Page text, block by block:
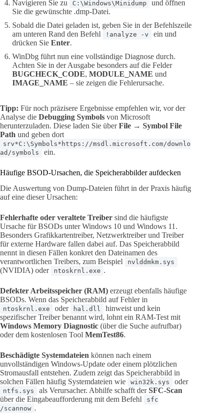
Navigieren Sie zu C:\Windows\Minidump
und öffnen
Sie die gewünschte .dmp-Datei.
Sobald die Datei geladen ist, geben Sie in der Befehlszeile
am unteren Rand den Befehl
!analyze -v
ein und
drücken Sie Enter.
WinDbg führt nun eine vollständige Diagnose durch.
Achten Sie in der Ausgabe besonders auf die Felder
BUGCHECK_CODE, MODULE_NAME und
IMAGE_NAME – sie zeigen die Fehlerursache.
Tipp: Für noch präzisere Ergebnisse empfehlen wir, vor der
Analyse die Debugging Symbols von Microsoft
herunterzuladen. Diese laden Sie überFile → Symbol File
Path und geben dort
srv*C:\Symbols*https://msdl.microsoft.com/downlo
ad/symbols
ein.
Häufige BSOD-Ursachen, die Speicherabbilder aufdecken
Die Auswertung von Dump-Dateien führt in der Praxis häufig
auf eine dieser Ursachen:
Fehlerhafte oder veraltete Treiber sind die häufigste
Ursache für BSODs unter Windows 10 und Windows 11.
Besonders Grafikkartentreiber, Netzwerktreiber und Treiber
für externe Hardware fallen dabei auf. Das Speicherabbild
nennt in diesen Fällen konkret den Dateinamen des
verantwortlichen Treibers, zum Beispiel
nvlddmkm.sys
(NVIDIA) oder ntoskrnl.exe .
Defekter Arbeitsspeicher (RAM) erzeugt ebenfalls häufige
BSODs. Wenn das Speicherabbild auf Fehler in
ntoskrnl.exe oder hal.dll
hinweist und kein
spezifischer Treiber benannt wird, lohnt ein RAM-Test mit
Windows Memory Diagnostic (über die Suche aufrufbar)
oder dem kostenlosen Tool MemTest86.
Beschädigte Systemdateien können nach einem
unvollständigen Windows-Update oder einem plötzlichen
Stromausfall entstehen. Zudem zeigt das Speicherabbild in
solchen Fällen häufig Systemdateien wie
win32k.sys oder
ntfs.sys als Verursacher. Abhilfe schafft derSFC-Scan
über die Eingabeaufforderung mit dem Befehl
sfc
/scannow .